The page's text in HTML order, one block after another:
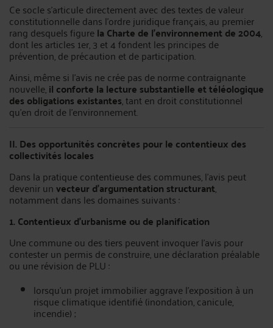
Ce socle s’articule directement avec des textes de valeur
constitutionnelle dans l’ordre juridique français, au premier
rang desquels figurela Charte de l’environnement de 2004,
dont les articles 1er, 3 et 4 fondent les principes de
prévention, de précaution et de participation.
Ainsi, même si l’avis ne crée pas de norme contraignante
nouvelle,il conforte la lecture substantielle et téléologique
des obligations existantes, tant en droit constitutionnel
qu’en droit de l’environnement.
II. Des opportunités concrètes pour le contentieux des
collectivités locales
Dans la pratique contentieuse des communes, l’avis peut
devenir unvecteur d’argumentation structurant,
notamment dans les domaines suivants :
1. Contentieux d’urbanisme ou de planification
Une commune ou des tiers peuvent invoquer l’avis pour
contester un permis de construire, une déclaration préalable
ou une révision de PLU :
lorsqu’un projet immobilier aggrave l’exposition à un
risque climatique identifié (inondation, canicule,
incendie) ;